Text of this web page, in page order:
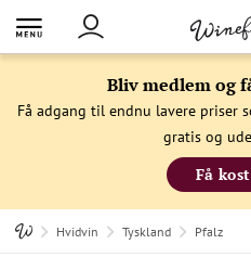
Bliv medlem og
Få adgang til endnu lavere priser
gratis og
Få
Hvidvin Tyskland Pfalz